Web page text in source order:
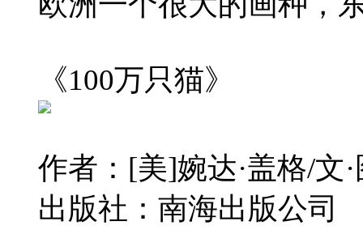
《100万只猫》
作者：[美]婉达·盖格/
出版社：南海出版公司